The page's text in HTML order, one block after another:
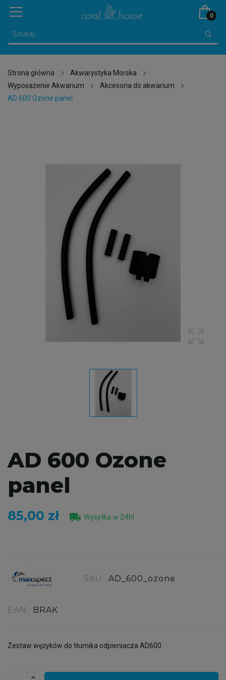
0
Strona główna
Akwarystyka Morska
Wyposażenie Akwarium
Akcesoria do akwarium
AD 600 Ozone panel
AD 600 Ozone
panel
85,00 zł local_shipping Wysyłka w 24h!
SKU: AD_600_ozone
EAN: BRAK
Zestaw wężyków do tłumika odpieniacza AD600